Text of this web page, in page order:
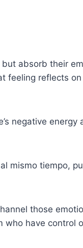
absorb their
feeling reflects
negative energy
mismo tiempo,
those
who have control